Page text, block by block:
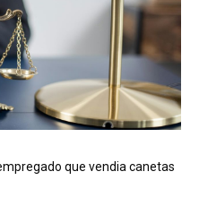
que vendia canetas